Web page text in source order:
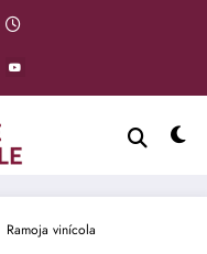
Ramoja vinícola